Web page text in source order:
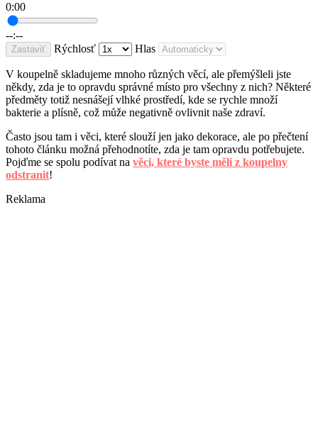
0:00
--:--
Zastaviť Rýchlosť Hlas
V koupelně skladujeme mnoho různých věcí, ale přemýšleli jste
někdy, zda je to opravdu správné místo pro všechny z nich? Některé
předměty totiž nesnášejí vlhké prostředí, kde se rychle množí
bakterie a plísně, což může negativně ovlivnit naše zdraví.
Často jsou tam i věci, které slouží jen jako dekorace, ale po přečtení
tohoto článku možná přehodnotíte, zda je tam opravdu potřebujete.
Pojďme se spolu podívat na věci, které byste měli z koupelny
odstranit!
Reklama